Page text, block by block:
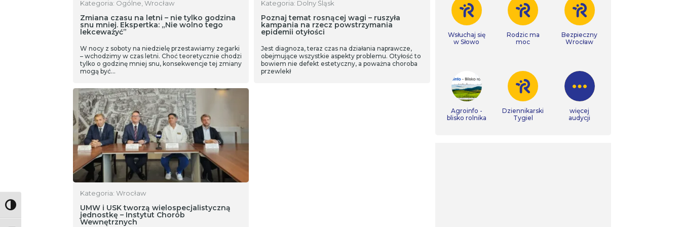
Toggle High Contrast
Kategoria: Ogólne, Wrocław
Zmiana czasu na letni – nie tylko godzina
snu mniej. Ekspertka: „Nie wolno tego
lekceważyć”
W nocy z soboty na niedzielę przestawiamy zegarki
– wchodzimy w czas letni. Choć teoretycznie chodzi
tylko o godzinę mniej snu, konsekwencje tej zmiany
mogą być…
Kategoria: Dolny Śląsk
Poznaj temat rosnącej wagi – ruszyła
kampania na rzecz powstrzymania
epidemii otyłości
Jest diagnoza, teraz czas na działania naprawcze,
obejmujące wszystkie aspekty problemu. Otyłość to
bowiem nie defekt estetyczny, a poważna choroba
przewlekł
Kategoria: Wrocław
UMW i USK tworzą wielospecjalistyczną
jednostkę – Instytut Chorób
Wewnętrznych
Wsłuchaj się
w Słowo
Rodzic ma
moc
Bezpieczny
Wrocław
Agroinfo -
blisko rolnika
Dziennikarski
Tygiel
więcej
audycji